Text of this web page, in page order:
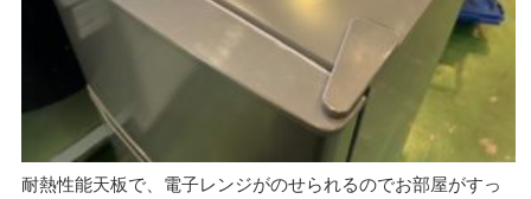
耐熱性能天板で、電子レンジがのせられるのでお部屋がすっ